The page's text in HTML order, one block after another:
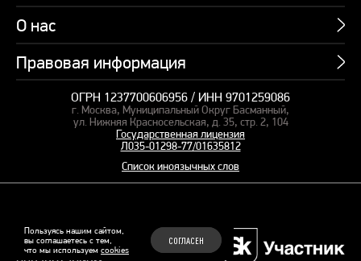
Пользуясь нашим сайтом,
вы соглашаетесь с тем,
что мы используем cookies
СОГЛАСЕН
Пакетные предложения
Профессии
Подарочные сертификаты
Корпоративное обучение
Курсы для сотрудников
Пакетные предложения
Учебник по презентациям
Банк слайдов
Вебинары
Студия дизайна
Заказать презентацию
О нас
Об академии
СМИ о нас
Правовая информация
Карта сайта
Оферта и лицензия
Политика конфиденциальности
Рекомендательные технологии
Файлы Cookie
ОГРН 1237700606956 / ИНН 9701259086
г. Москва, Муниципальный Округ Басманный,
ул. Нижняя Красносельская, д. 35, стр. 2, 104
Государственная лицензия
Л035-01298-77/01635812
Список иноязычных слов
© 2015–2026 Бонни и Слайд
Обучающие курсы по